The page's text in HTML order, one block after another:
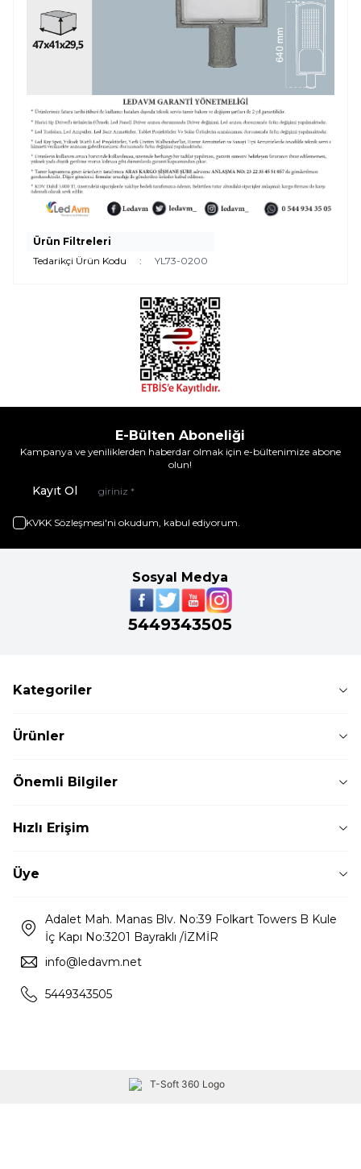
Ürün Filtreleri
Tedarikçi Ürün Kodu
: YL73-0200
E-Bülten Aboneliği
Kampanya ve yeniliklerden haberdar olmak için e-bültenimize abone
olun!
Kayıt Ol
KVKK Sözleşmesi'ni okudum, kabul ediyorum.
Sosyal Medya
5449343505
Kategoriler
Ürünler
Önemli Bilgiler
Hızlı Erişim
Üye
Adalet Mah. Manas Blv. No:39 Folkart Towers B Kule
İç Kapı No:3201 Bayraklı /İZMİR
info@ledavm.net
5449343505